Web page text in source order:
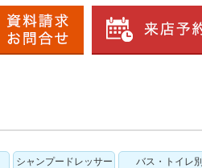
シャンプードレッサー バス・トイレ別